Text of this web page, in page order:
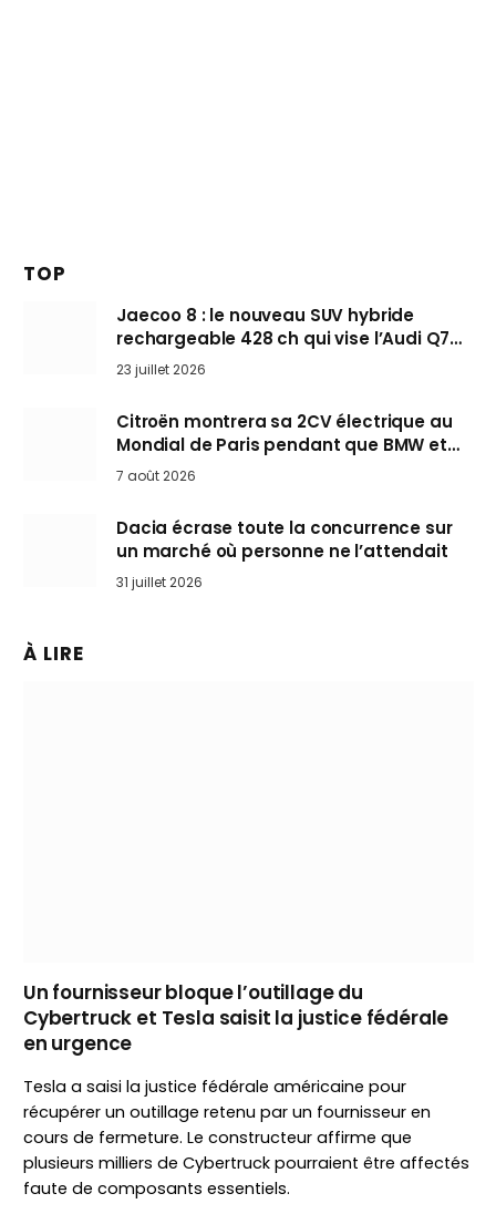
TOP
Jaecoo 8 : le nouveau SUV hybride
rechargeable 428 ch qui vise l’Audi Q7
arrive en Europe cet automne
23 juillet 2026
Citroën montrera sa 2CV électrique au
Mondial de Paris pendant que BMW et
Mini désertent le salon
7 août 2026
Dacia écrase toute la concurrence sur
un marché où personne ne l’attendait
31 juillet 2026
À LIRE
Un fournisseur bloque l’outillage du
Cybertruck et Tesla saisit la justice fédérale
en urgence
Tesla a saisi la justice fédérale américaine pour
récupérer un outillage retenu par un fournisseur en
cours de fermeture. Le constructeur affirme que
plusieurs milliers de Cybertruck pourraient être affectés
faute de composants essentiels.